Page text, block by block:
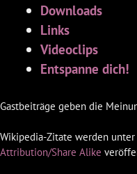
Downloads
Links
Videoclips
Entspanne dich!
Gastbeiträge geben die
Wikipedia-Zitate werden
Attribution/Share Alike